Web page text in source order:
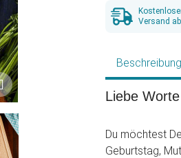
Versand
Beschreibung
Liebe
Du möchtest
Geburtstag,